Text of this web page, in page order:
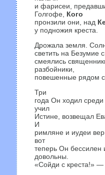
и фарисеи,
Голгофе, Кого
пронзили они, над
у подножия креста.
Дрожала земля.
светить на Безумие
смеялись
разбойники,
повешенные рядом
Три
года Он ходил среди
учил
Истине, возвещал
И
римляне и иудеи
вот
теперь Он бессилен
довольны.
«Сойди с креста!» —